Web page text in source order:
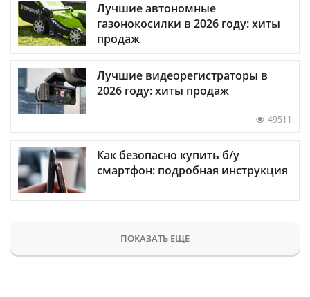
Лучшие автономные
газонокосилки в 2026 году: хиты
продаж
Лучшие видеорегистраторы в
2026 году: хиты продаж
49511
Как безопасно купить б/у
смартфон: подробная инструкция
ПОКАЗАТЬ ЕЩЕ